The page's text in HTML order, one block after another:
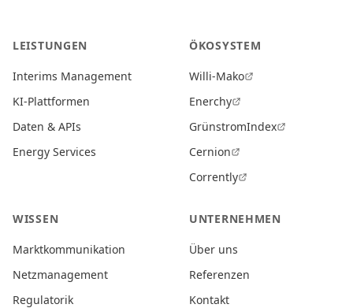
LEISTUNGEN
Interims Management
KI-Plattformen
Daten & APIs
Energy Services
ÖKOSYSTEM
Willi-Mako
Enerchy
GrünstromIndex
Cernion
Corrently
WISSEN
Marktkommunikation
Netzmanagement
Regulatorik
UNTERNEHMEN
Über uns
Referenzen
Kontakt